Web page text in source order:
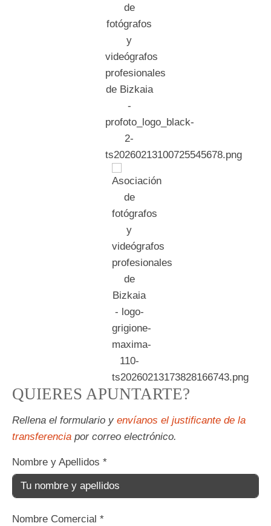
QUIERES APUNTARTE?
Rellena el formulario y envíanos el justificante de la
transferencia por correo electrónico.
Nombre y Apellidos *
Nombre Comercial *